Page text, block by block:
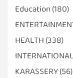
Education (180)
HEALTH (338)
INTERNATIONAL
KARASSERY(56)